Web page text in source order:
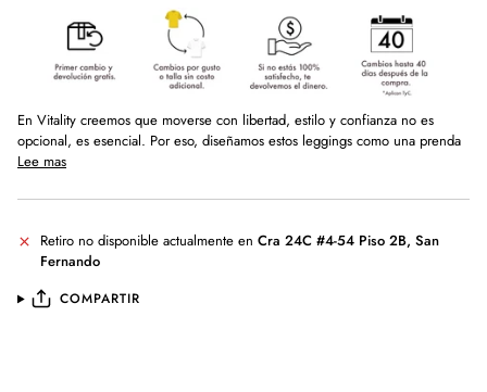
En Vitality creemos que moverse con libertad, estilo y confianza no es
opcional, es esencial. Por eso, diseñamos estos leggings como una prenda
Lee mas
Retiro no disponible actualmente en Cra 24C #4-54 Piso 2B, San
Fernando
COMPARTIR